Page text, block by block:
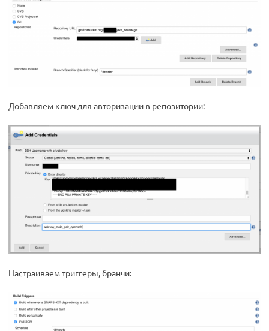
Добавляем ключ для авторизации в репозитории:
Настраиваем триггеры, бранчи: